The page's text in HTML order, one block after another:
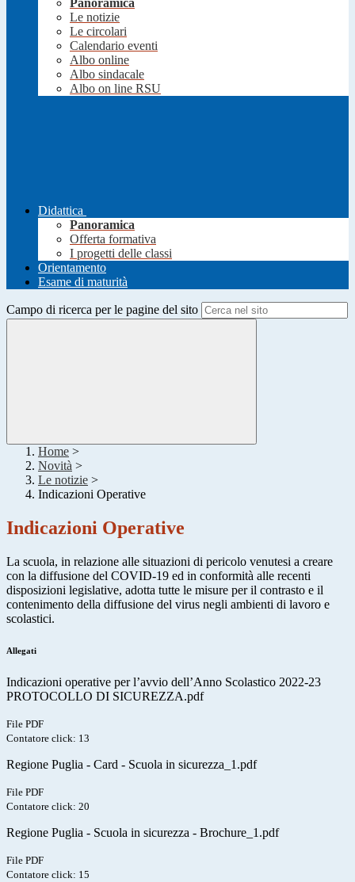
Panoramica
Le notizie
Le circolari
Calendario eventi
Albo online
Albo sindacale
Albo on line RSU
Didattica
Panoramica
Offerta formativa
I progetti delle classi
Orientamento
Esame di maturità
Campo di ricerca per le pagine del sito
Home >
Novità >
Le notizie >
Indicazioni Operative
Indicazioni Operative
La scuola, in relazione alle situazioni di pericolo venutesi a creare
con la diffusione del COVID-19 ed in conformità alle recenti
disposizioni legislative, adotta tutte le misure per il contrasto e il
contenimento della diffusione del virus negli ambienti di lavoro e
scolastici.
Allegati
Indicazioni operative per l’avvio dell’Anno Scolastico 2022-23
PROTOCOLLO DI SICUREZZA.pdf
File PDF
Contatore click: 13
Regione Puglia - Card - Scuola in sicurezza_1.pdf
File PDF
Contatore click: 20
Regione Puglia - Scuola in sicurezza - Brochure_1.pdf
File PDF
Contatore click: 15